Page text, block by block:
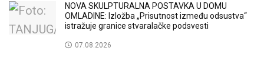
NOVA SKULPTURALNA POSTAVKA U DOMU
OMLADINE: Izložba „Prisutnost između odsustva“
istražuje granice stvaralačke podsvesti
07.08.2026